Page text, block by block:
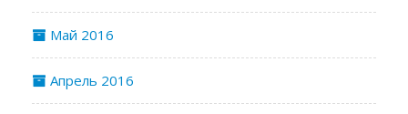
Май 2016
Апрель 2016